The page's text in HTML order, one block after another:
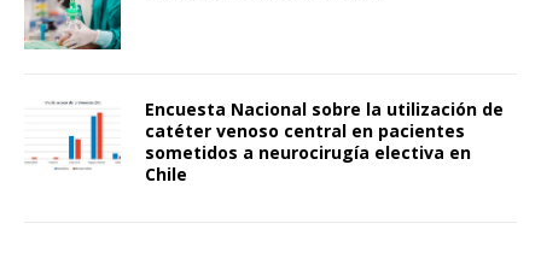
Encuesta Nacional sobre la utilización de
catéter venoso central en pacientes
sometidos a neurocirugía electiva en
Chile